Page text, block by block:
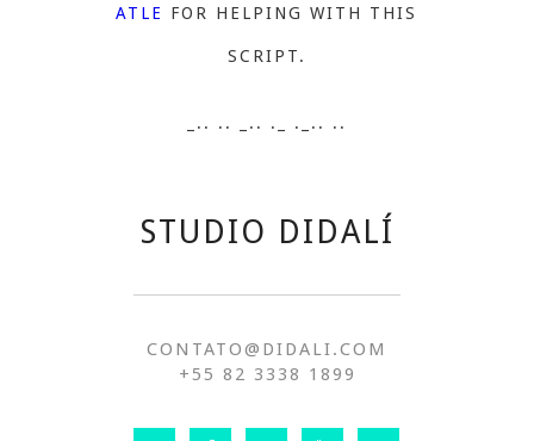
ATLE FOR HELPING WITH THIS
SCRIPT.
_.. .. _.. ._ ._.. ..
STUDIO DIDALÍ
CONTATO@DIDALI.COM
+55 82 3338 1899